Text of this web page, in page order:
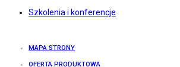
Szkolenia i konferencje
MAPA STRONY
OFERTA PRODUKTOWA